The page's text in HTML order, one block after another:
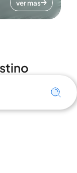
ver mas